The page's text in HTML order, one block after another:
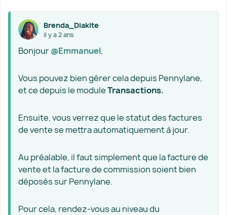
Brenda_Diakite
il y a 2 ans
Bonjour@Emmanuel,
Vous pouvez bien gérer cela depuis Pennylane,
et ce depuis le moduleTransactions.
Ensuite, vous verrez que le statut des factures
de vente se mettra automatiquement à jour.
Au préalable, il faut simplement que la facture de
vente et la facture de commission soient bien
déposés sur Pennylane.
Pour cela, rendez-vous au niveau du